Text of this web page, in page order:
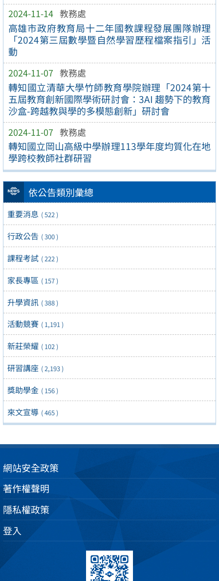
2024-11-14 教務處
高雄市政府教育局十二年國教課程發展團隊辦理
「2024第三屆數學暨自然學習歷程檔案指引」活
動
2024-11-07 教務處
轉知國立清華大學竹師教育學院辦理「2024第十
五屆教育創新國際學術研討會：3AI 趨勢下的教育
沙盒-跨越教與學的多模態創新」研討會
2024-11-07 教務處
轉知國立岡山高級中學辦理113學年度均質化在地
學跨校教師社群研習
依公告類別彙總
重要消息 ( 522 )
行政公告 ( 300 )
課程考試 ( 222 )
家長專區 ( 157 )
升學資訊 ( 388 )
活動競賽 ( 1,191 )
新莊榮耀 ( 102 )
研習講座 ( 2,193 )
獎助學金 ( 156 )
來文宣導 ( 465 )
網站安全政策
著作權聲明
隱私權政策
登入